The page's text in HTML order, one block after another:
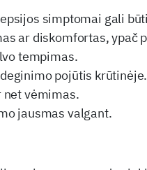
simptomai gali
ar diskomfortas, ypač
tempimas.
pojūtis krūtinėje.
net vėmimas.
jausmas valgant.